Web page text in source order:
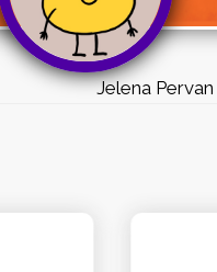
Jelena Pervan |